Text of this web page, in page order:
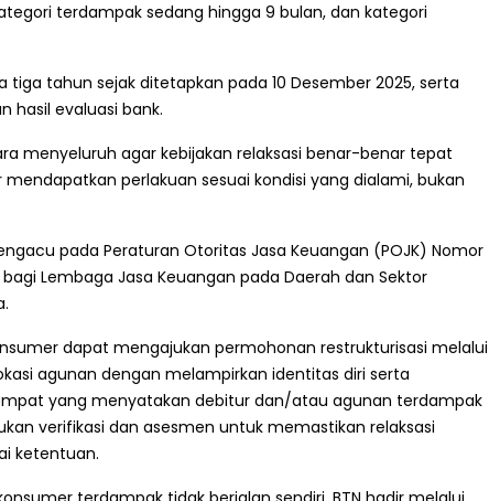
terdampak sedang hingga 9 bulan, dan kategori
tiga tahun sejak ditetapkan pada 10 Desember 2025, serta
hasil evaluasi bank.
menyeluruh agar kebijakan relaksasi benar-benar tepat
perlakuan sesuai kondisi yang dialami, bukan
pada Peraturan Otoritas Jasa Keuangan (POJK) Nomor
Lembaga Jasa Keuangan pada Daerah dan Sektor
dapat mengajukan permohonan restrukturisasi melalui
agunan dengan melampirkan identitas diri serta
yang menyatakan debitur dan/atau agunan terdampak
verifikasi dan asesmen untuk memastikan relaksasi
ketentuan.